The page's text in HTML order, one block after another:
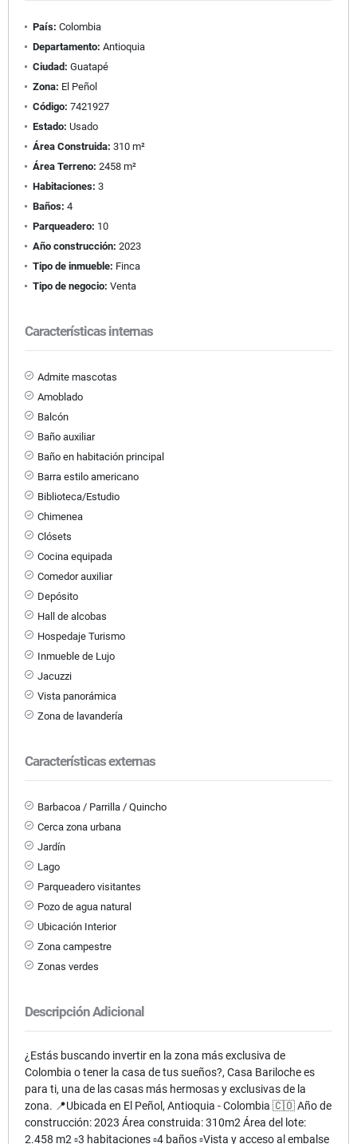
País: Colombia
Departamento: Antioquia
Ciudad: Guatapé
Zona: El Peñol
Código: 7421927
Estado: Usado
Área Construida: 310 m²
Área Terreno: 2458 m²
Habitaciones: 3
Baños: 4
Parqueadero: 10
Año construcción: 2023
Tipo de inmueble: Finca
Tipo de negocio: Venta
Características internas
Admite mascotas
Amoblado
Balcón
Baño auxiliar
Baño en habitación principal
Barra estilo americano
Biblioteca/Estudio
Chimenea
Clósets
Cocina equipada
Comedor auxiliar
Depósito
Hall de alcobas
Hospedaje Turismo
Inmueble de Lujo
Jacuzzi
Vista panorámica
Zona de lavandería
Características externas
Barbacoa / Parrilla / Quincho
Cerca zona urbana
Jardín
Lago
Parqueadero visitantes
Pozo de agua natural
Ubicación Interior
Zona campestre
Zonas verdes
Descripción Adicional
¿Estás buscando invertir en la zona más exclusiva de
Colombia o tener la casa de tus sueños?, Casa Bariloche es
para ti, una de las casas más hermosas y exclusivas de la
zona. 📍Ubicada en El Peñol, Antioquia - Colombia 🇨🇴 Año de
construcción: 2023 Área construida: 310m2 Área del lote:
2.458 m2 ▫️3 habitaciones ▫️4 baños ▫️Vista y acceso al embalse